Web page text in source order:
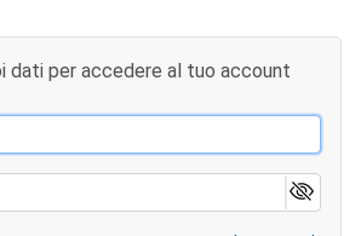
dati per accedere al tuo account